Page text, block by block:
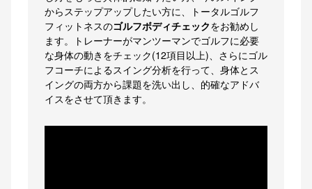
からステップアップしたい方に、トータルゴルフ
フィットネスのゴルフボディチェックをお勧めし
ます。トレーナーがマンツーマンでゴルフに必要
な身体の動きをチェック(12項目以上)、さらにゴル
フコーチによるスイング分析を行って、身体とス
イングの両方から課題を洗い出し、的確なアドバ
イスをさせて頂きます。